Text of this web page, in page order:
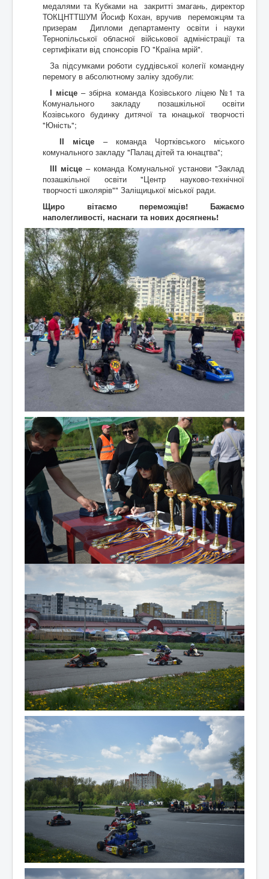
медалями та Кубками на закритті змагань, директор
ТОКЦНТТШУМ Йосиф Кохан, вручив переможцям та
призерам Дипломи департаменту освіти і науки
Тернопільської обласної військової адміністрації та
сертифікати від спонсорів ГО "Країна мрій".
За підсумками роботи суддівської колегії командну
перемогу в абсолютному заліку здобули:
І місце – збірна команда Козівського ліцею №1 та
Комунального закладу позашкільної освіти
Козівського будинку дитячої та юнацької творчості
"Юність";
ІІ місце – команда Чортківського міського
комунального закладу "Палац дітей та юнацтва";
ІІІ місце – команда Комунальної установи "Заклад
позашкільної освіти "Центр науково-технічної
творчості школярів"" Заліщицької міської ради.
Щиро вітаємо переможців! Бажаємо
наполегливості, наснаги та нових досягнень!